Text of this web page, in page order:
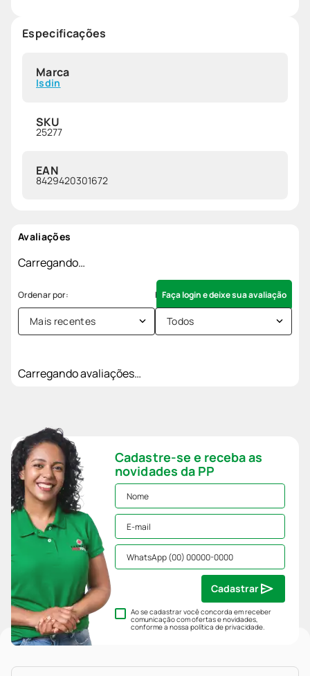
Especificações
Marca
Isdin
SKU
25277
EAN
8429420301672
Avaliações
Carregando…
Faça login e deixe sua avaliação
Mais recentes Todos
Carregando avaliações…
Cadastre-se e receba as
novidades da PP
Ao se cadastrar você concorda em receber
comunicação com ofertas e novidades,
conforme a nossapolítica de privacidade.
Cadastrar